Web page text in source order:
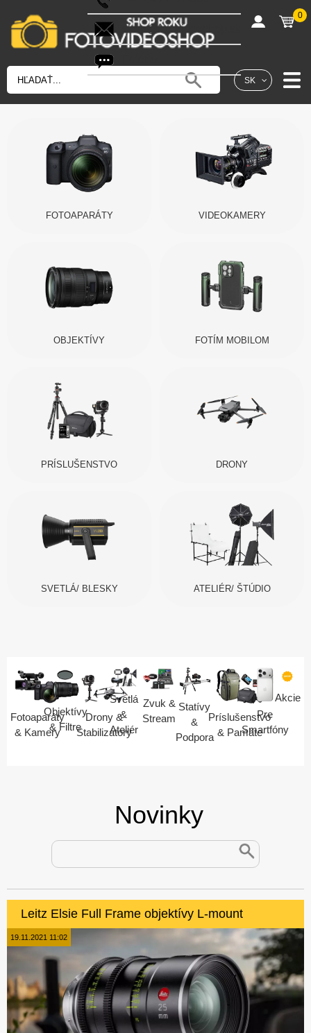
SK
shop@fotovideoshop.sk
0
FOTOAPARÁTY VIDEOKAMERY
OBJEKTÍVY FOTÍM MOBILOM
PRÍSLUŠENSTVO DRONY
SVETLÁ/ BLESKY ATELIÉR/ ŠTÚDIO
Fotoaparáty
& Kamery
Objektívy
& Filtre
Drony &
Stabilizátory
Svetlá
&
Ateliér
Zvuk &
Stream
Statívy
&
Podpora
Príslušenstvo
& Pamäte
Pre
Smartfóny
Akcie
Novinky
Leitz Elsie Full Frame objektívy L-mount
19.11.2021 11:02